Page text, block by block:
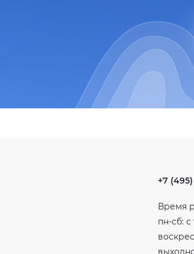
+7
Время
пн-сб: